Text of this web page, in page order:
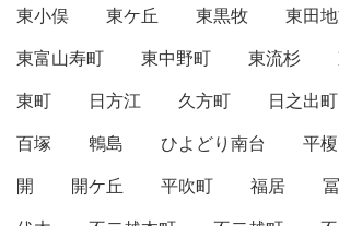
東小俣 東ケ丘 東黒牧
東田
東富山寿町
東中野町 東流杉
東町
日方江 久方町 日之出町
百塚
鵯島 ひよどり南台 平榎
開
開ケ丘 平吹町 福居